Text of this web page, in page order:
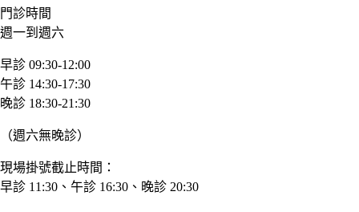
門診時間
週一到週六
早診 09:30-12:00
午診 14:30-17:30
晚診 18:30-21:30
（週六無晚診）
現場掛號截止時間：
早診 11:30、午診 16:30、晚診 20:30